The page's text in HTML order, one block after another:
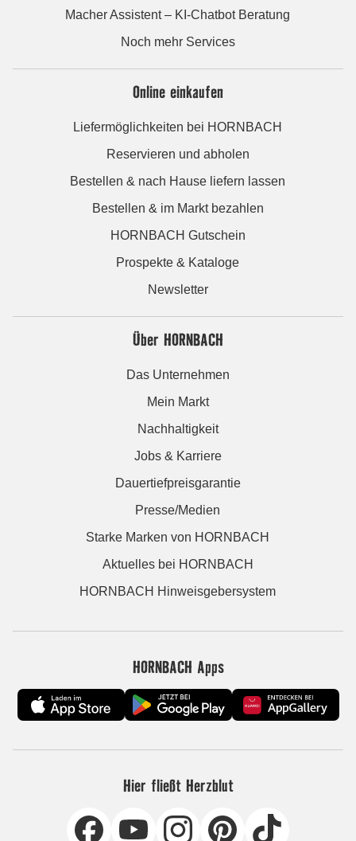
Macher Assistent – KI-Chatbot Beratung
Noch mehr Services
Online einkaufen
Liefermöglichkeiten bei HORNBACH
Reservieren und abholen
Bestellen & nach Hause liefern lassen
Bestellen & im Markt bezahlen
HORNBACH Gutschein
Prospekte & Kataloge
Newsletter
Über HORNBACH
Das Unternehmen
Mein Markt
Nachhaltigkeit
Jobs & Karriere
Dauertiefpreisgarantie
Presse/Medien
Starke Marken von HORNBACH
Aktuelles bei HORNBACH
HORNBACH Hinweisgebersystem
HORNBACH Apps
Hier fließt Herzblut